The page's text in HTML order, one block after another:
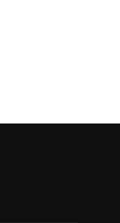
LIKE A TEENAGER